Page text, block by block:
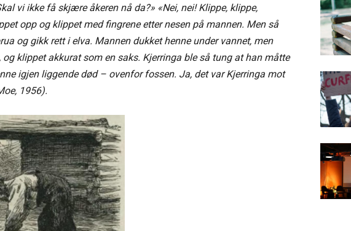
vi ikke få skjære åkeren nå da?» «Nei, nei! Klippe, klippe,
opp og klippet med fingrene etter nesen på mannen. Men så
og gikk rett i elva. Mannen dukket henne under vannet, men
klippet akkurat som en saks. Kjerringa ble så tung at han måtte
igjen liggende død – ovenfor fossen. Ja, det var Kjerringa mot
1956).